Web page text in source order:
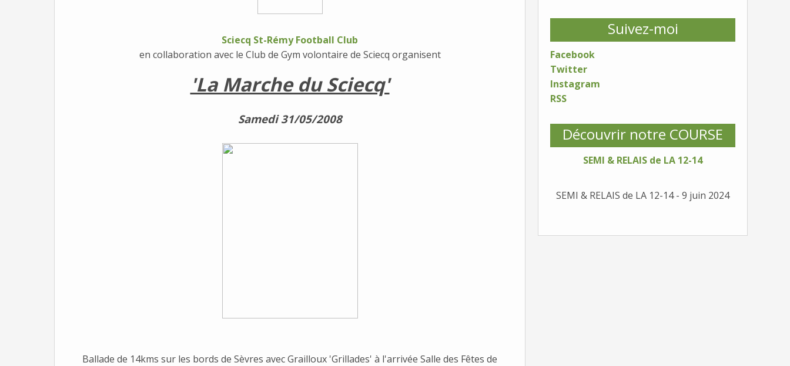
Suivez-moi
Facebook
Twitter
Instagram
RSS
Découvrir notre COURSE
SEMI & RELAIS de LA 12-14
SEMI & RELAIS de LA 12-14 - 9 juin 2024
Sciecq St-Rémy Football Club
en collaboration avec le Club de Gym volontaire de Sciecq organisent
'La Marche du Sciecq'
Samedi 31/05/2008
Ballade de 14kms sur les bords de Sèvres avec Grailloux 'Grillades' à l'arrivée Salle des Fêtes de